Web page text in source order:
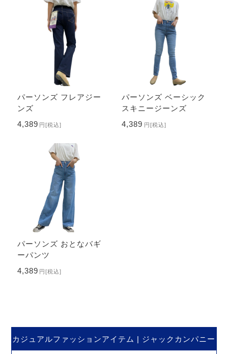
パーソンズ フレアジー
ンズ
4,389 円[税込]
パーソンズ ベーシック
スキニージーンズ
4,389 円[税込]
パーソンズ おとなバギ
ーパンツ
4,389 円[税込]
カジュアルファッションアイテム | ジャックカンパニー